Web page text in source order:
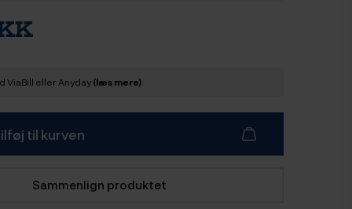
ViaBill eller Anyday(læs mere)
til kurven
Sammenlign produktet